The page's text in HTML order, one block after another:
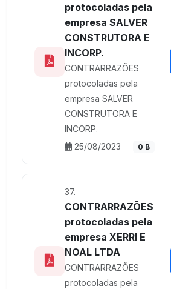
protocoladas pela
empresa SALVER
CONSTRUTORA E
INCORP.
CONTRARRAZÕES
protocoladas pela
empresa SALVER
CONSTRUTORA E
INCORP.
25/08/2023
0 B
37.
CONTRARRAZÕES
protocoladas pela
empresa XERRI E
NOAL LTDA
CONTRARRAZÕES
protocoladas pela